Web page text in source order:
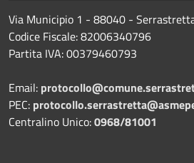
Via Municipio 1 - 88040 -
Codice Fiscale: 82006340796
Partita IVA: 00379460793
Email:
PEC:
Centralino Unico:0968/81001